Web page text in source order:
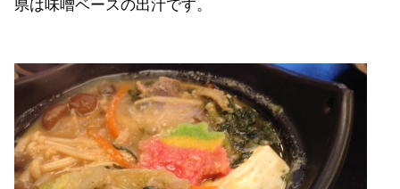
県は味噌ベースの出汁です。